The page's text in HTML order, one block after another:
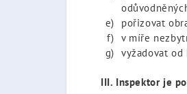
pořizovat
v míře
vyžadovat
III. Inspektor je